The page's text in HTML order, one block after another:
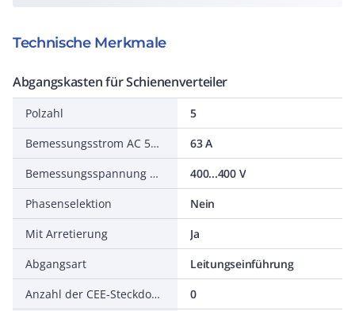
Technische Merkmale
Abgangskasten für Schienenverteiler
Polzahl
5
Bemessungsstrom AC 50 Hz
63 A
Bemessungsspannung AC 50 Hz
400...400 V
Phasenselektion
Nein
Mit Arretierung
Ja
Abgangsart
Leitungseinführung
Anzahl der CEE-Steckdosen (IEC 60309)
0